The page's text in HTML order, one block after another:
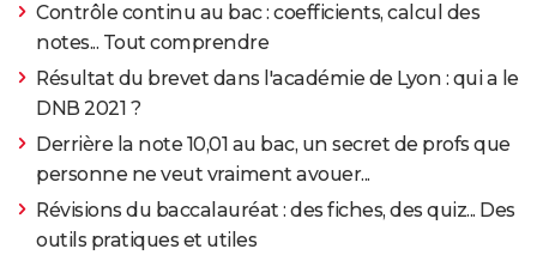
Contrôle continu au bac : coefficients, calcul des
notes... Tout comprendre
Résultat du brevet dans l'académie de Lyon : qui a le
DNB 2021 ?
Derrière la note 10,01 au bac, un secret de profs que
personne ne veut vraiment avouer...
Révisions du baccalauréat : des fiches, des quiz... Des
outils pratiques et utiles